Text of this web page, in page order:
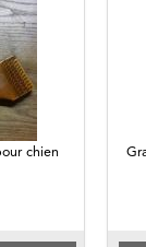
poils morts de
l'installer sur une
chien